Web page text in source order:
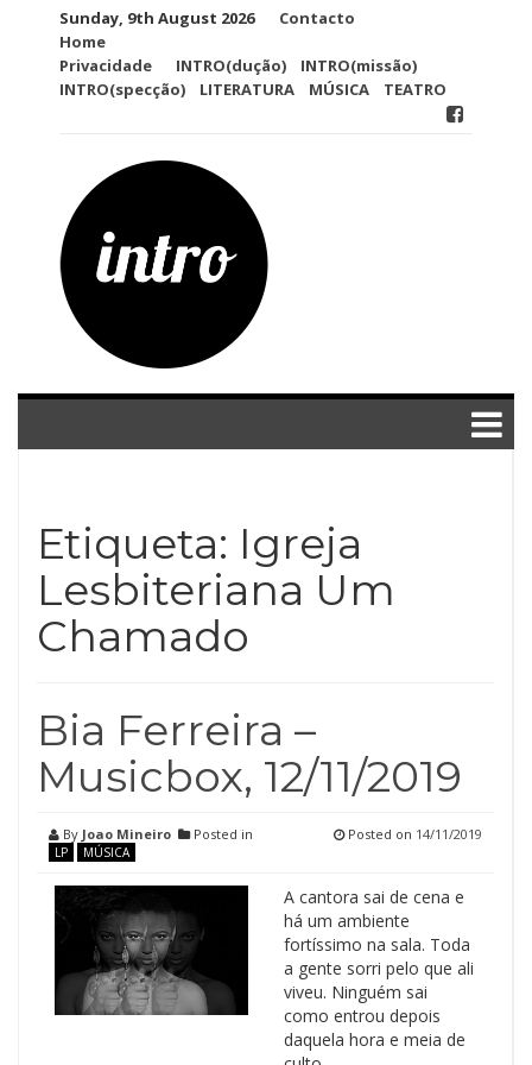
Sunday, 9th August 2026
Contacto
Home
Privacidade
INTRO(dução)
INTRO(missão)
INTRO(specção)
LITERATURA MÚSICA TEATRO
Etiqueta: Igreja
Lesbiteriana Um
Chamado
Bia Ferreira –
Musicbox, 12/11/2019
By Joao Mineiro Posted in
LP MÚSICA
Posted on 14/11/2019
A cantora sai de cena e
há um ambiente
fortíssimo na sala. Toda
a gente sorri pelo que ali
viveu. Ninguém sai
como entrou depois
daquela hora e meia de